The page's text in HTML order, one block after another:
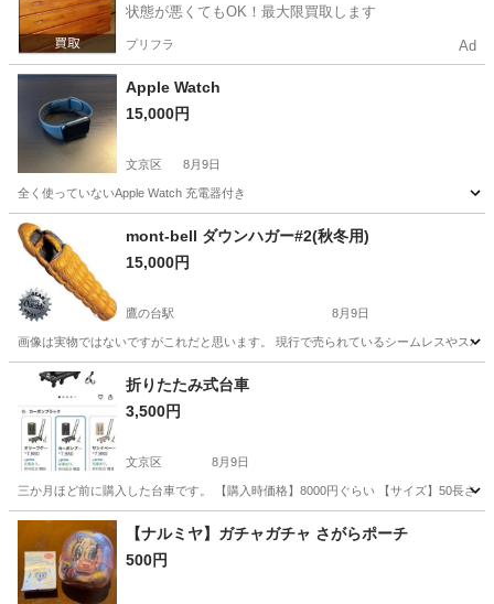
状態が悪くてもOK！最大限買取します
プリフラ Ad
Apple Watch
15,000円
文京区 8月9日
全く使っていないApple Watch 充電器付き
東京
mont-bell ダウンハガー#2(秋冬用)
15,000円
鷹の台駅 8月9日
画像は実物ではないですがこれだと思います。 現行で売られているシームレスやス
東京 小平市 鷹の台駅 その他
折りたたみ式台車
3,500円
文京区 8月9日
三か月ほど前に購入した台車です。 【購入時価格】8000円ぐらい 【サイズ】50長
東京 文京区 その他
【ナルミヤ】ガチャガチャ さがらポーチ
500円